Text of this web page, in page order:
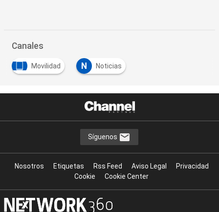
Canales
Movilidad N Noticias
Síguenos
Nosotros Etiquetas Rss Feed Aviso Legal
Privacidad
Cookie
Cookie Center